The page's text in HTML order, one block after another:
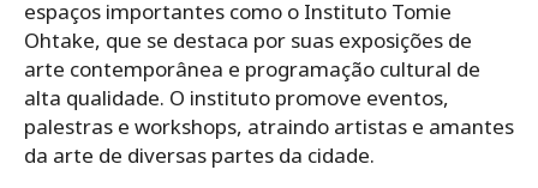
espaços importantes como o Instituto Tomie
Ohtake, que se destaca por suas exposições de
arte contemporânea e programação cultural de
alta qualidade. O instituto promove eventos,
palestras e workshops, atraindo artistas e amantes
da arte de diversas partes da cidade.